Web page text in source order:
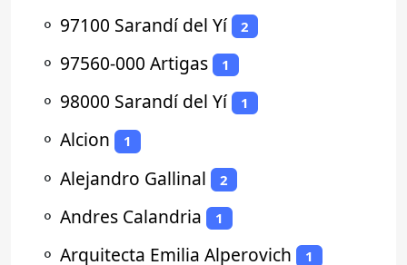
⚬ 97100 Sarandí del Yí 2
⚬ 97560-000 Artigas 1
⚬ 98000 Sarandí del Yí 1
⚬ Alcion 1
⚬ Alejandro Gallinal 2
⚬ Andres Calandria 1
⚬ Arquitecta Emilia Alperovich 1